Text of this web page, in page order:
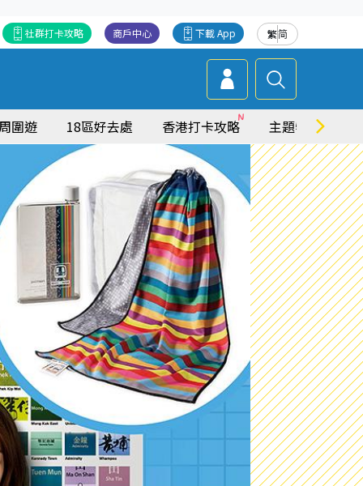
繁简
下載 App
商戶中心
社群打卡攻略
圍遊 18區好去處 香港打卡攻略 主題特集